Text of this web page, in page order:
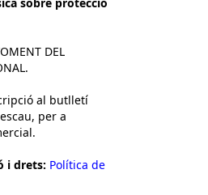
DEL
al butlletí
per a
i drets: Política de